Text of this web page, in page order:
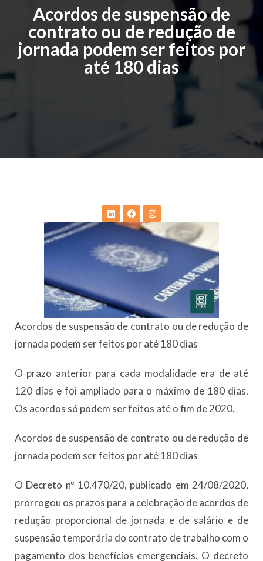
Acordos de suspensão de
contrato ou de redução de
jornada podem ser feitos por
até 180 dias
Acordos de suspensão de contrato ou de redução de
jornada podem ser feitos por até 180 dias
O prazo anterior para cada modalidade era de até
120 dias e foi ampliado para o máximo de 180 dias.
Os acordos só podem ser feitos até o fim de 2020.
Acordos de suspensão de contrato ou de redução de
jornada podem ser feitos por até 180 dias
O Decreto nº 10.470/20, publicado em 24/08/2020,
prorrogou os prazos para a celebração de acordos de
redução proporcional de jornada e de salário e de
suspensão temporária do contrato de trabalho com o
pagamento dos benefícios emergenciais. O decreto